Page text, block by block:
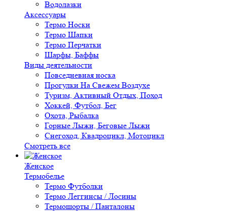
Водолазки
Аксессуары
Термо Носки
Термо Шапки
Термо Перчатки
Шарфы, Баффы
Виды деятельности
Повседневная носка
Прогулки На Свежем Воздухе
Туризм, Активный Отдых, Поход
Хоккей, Футбол, Бег
Охота, Рыбалка
Горные Лыжи, Беговые Лыжи
Снегоход, Квадроцикл, Мотоцикл
Смотреть все
Женское
Термобелье
Термо Футболки
Термо Леггинсы / Лосины
Термошорты / Панталоны